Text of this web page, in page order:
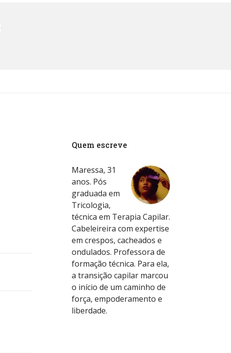
Quem escreve
Maressa, 31
anos. Pós
graduada em
Tricologia,
técnica em Terapia Capilar.
Cabeleireira com expertise
em crespos, cacheados e
ondulados. Professora de
formação técnica. Para ela,
a transição capilar marcou
o início de um caminho de
força, empoderamento e
liberdade.